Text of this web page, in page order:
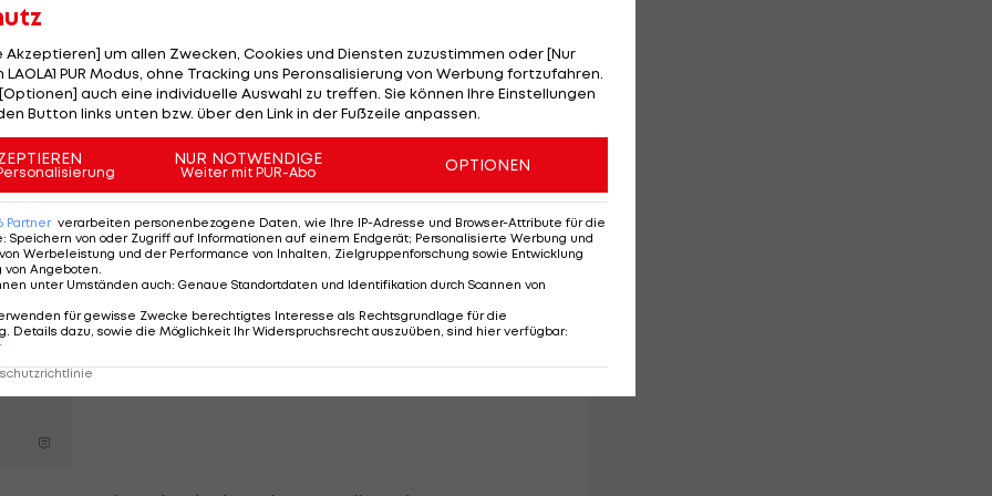
früher sind viele Spielerinnen aus dem
war in Wien. Nicht ist unmöglich, aber wir müssen
Mannschaft haben.
die WM qualifiziert, zwischen 2010 und 2022 nicht für
Mannschaft. 2010 gab es eine Phase, da haben wir
das war wirklich bitter. Seitdem sind wir in einem
es ganz schwierig, wieder hineinzukommen. Die
das ist uns passiert.
Akzeptieren] um allen Zwecken, Cookies und Diensten zuzustimmen oder [Nur
PUR Modus, ohne Tracking uns Peronsalisierung von Werbung fortzufahren.
auch eine individuelle Auswahl zu treffen. Sie können Ihre Einstellungen
Button links unten bzw. über den Link in der Fußzeile anpassen.
NUR NOTWENDIGE
Weiter mit PUR-Abo OPTIONEN
Partner verarbeiten personenbezogene Daten, wie Ihre IP-Adresse und Browser-Attribute für die
: Speichern von oder Zugriff auf Informationen auf einem Endgerät; Personalisierte Werbung und
Werbeleistung und der Performance von Inhalten, Zielgruppenforschung sowie Entwicklung
von Angeboten.
unter Umständen auch: Genaue Standortdaten und Identifikation durch Scannen von
für gewisse Zwecke berechtigtes Interesse als Rechtsgrundlage für die
Details dazu, sowie die Möglichkeit Ihr Widerspruchsrecht auszuüben, sind hier verfügbar: